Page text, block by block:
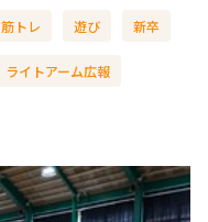
筋トレ 遊び 新卒
ライトアーム広報